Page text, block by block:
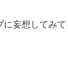
妄想してみ